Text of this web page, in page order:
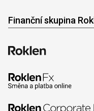
Finanční skupina